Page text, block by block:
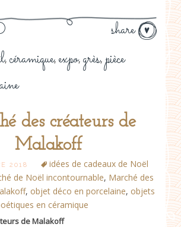
share
, céramique, expo, grès, pièce
des créateurs de
Malakoff
2018
idées de cadeaux de Noël
de Noël incontournable, Marché des
, objet déco en porcelaine, objets
en céramique
de Malakoff